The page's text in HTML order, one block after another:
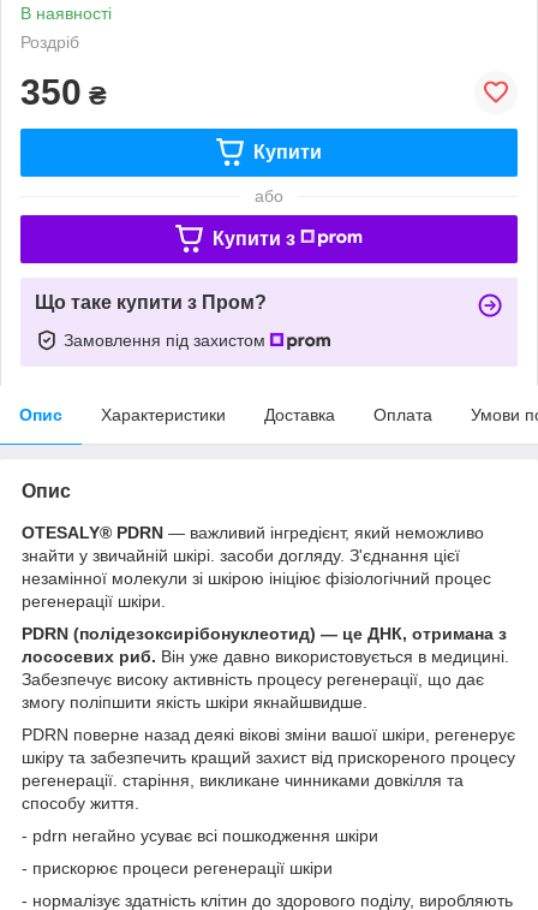
В наявності
Роздріб
350 ₴
Купити
або
Купити з
Що таке купити з Пром?
Замовлення під захистом
Опис Характеристики Доставка Оплата Умови
Опис
OTESALY® PDRN — важливий інгредієнт, який неможливо
знайти у звичайній шкірі. засоби догляду. З'єднання цієї
незамінної молекули зі шкірою ініціює фізіологічний процес
регенерації шкіри.
PDRN (полідезоксирібонуклеотид) — це ДНК, отримана з
лососевих риб. Він уже давно використовується в медицині.
Забезпечує високу активність процесу регенерації, що дає
змогу поліпшити якість шкіри якнайшвидше.
PDRN поверне назад деякі вікові зміни вашої шкіри, регенерує
шкіру та забезпечить кращий захист від прискореного процесу
регенерації. старіння, викликане чинниками довкілля та
способу життя.
- pdrn негайно усуває всі пошкодження шкіри
- прискорює процеси регенерації шкіри
- нормалізує здатність клітин до здорового поділу, виробляють